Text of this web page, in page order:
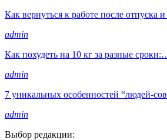
Как вернуться к работе после отпуска
admin
Как похудеть на 10 кг за разные
admin
7 уникальных особенностей “людей-
admin
Выбор редакции: